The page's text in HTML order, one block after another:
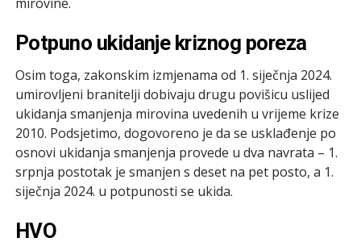
Potpuno ukidanje kriznog poreza
Osim toga, zakonskim izmjenama od 1. siječnja 2024.
umirovljeni branitelji dobivaju drugu povišicu uslijed
ukidanja smanjenja mirovina uvedenih u vrijeme krize
2010. Podsjetimo, dogovoreno je da se usklađenje po
osnovi ukidanja smanjenja provede u dva navrata – 1.
srpnja postotak je smanjen s deset na pet posto, a 1.
siječnja 2024. u potpunosti se ukida.
HVO